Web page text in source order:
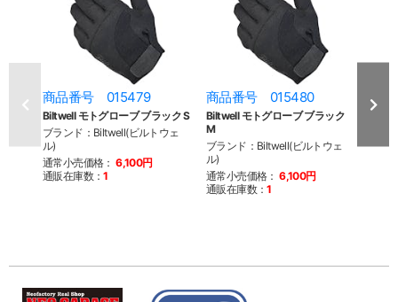
商品番号 015479
Biltwell モトグローブ ブラック S
ブランド：Biltwell(ビルトウェ
ル)
通常小売価格： 6,100円
通販在庫数：1
商品番号 015480
Biltwell モトグローブ ブラック
M
ブランド：Biltwell(ビルトウェ
ル)
通常小売価格： 6,100円
通販在庫数：1
商
ル)